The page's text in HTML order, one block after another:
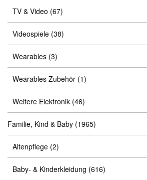
TV & Video (67)
Videospiele (38)
Wearables (3)
Wearables Zubehör (1)
Weitere Elektronik (46)
Familie, Kind & Baby (1965)
Altenpflege (2)
Baby- & Kinderkleidung (616)